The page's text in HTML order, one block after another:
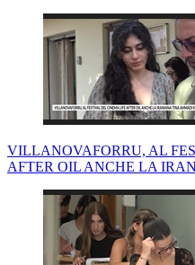
VILLANOVAFORRU, AL
AFTER OIL ANCHE LA